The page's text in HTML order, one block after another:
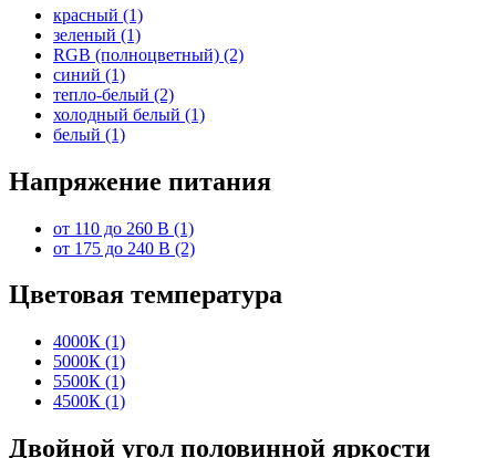
красный (1)
зеленый (1)
RGB (полноцветный) (2)
синий (1)
тепло-белый (2)
холодный белый (1)
белый (1)
Напряжение питания
от 110 до 260 В (1)
от 175 до 240 В (2)
Цветовая температура
4000К (1)
5000К (1)
5500К (1)
4500К (1)
Двойной угол половинной яркости